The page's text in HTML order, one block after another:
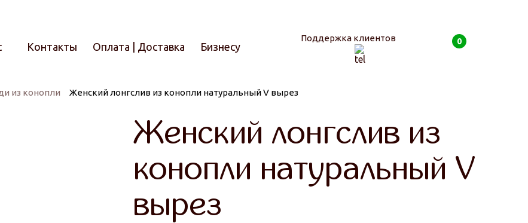
Контакты Оплата | Доставка Бизнесу
Поддержка клиентов 0
Итого
из конопли Женский лонгслив из конопли натуральный V вырез
Женский лонгслив из
конопли натуральный V
вырез